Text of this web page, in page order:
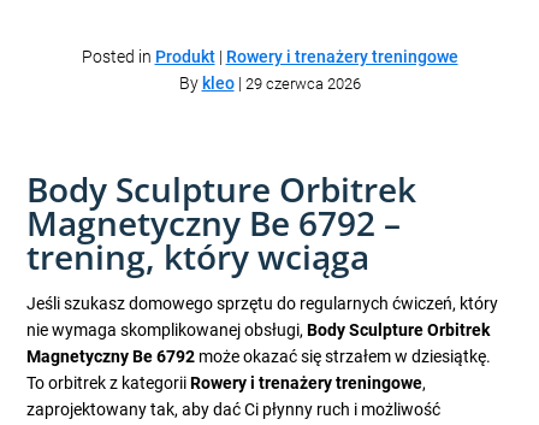
Posted in Produkt| Rowery i trenażery treningowe
By kleo| 29 czerwca 2026
Body Sculpture Orbitrek
Magnetyczny Be 6792 –
trening, który wciąga
Jeśli szukasz domowego sprzętu do regularnych ćwiczeń, który
nie wymaga skomplikowanej obsługi,Body Sculpture Orbitrek
Magnetyczny Be 6792 może okazać się strzałem w dziesiątkę.
To orbitrek z kategoriiRowery i trenażery treningowe,
zaprojektowany tak, aby dać Ci płynny ruch i możliwość